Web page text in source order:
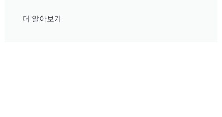
더 알아보기